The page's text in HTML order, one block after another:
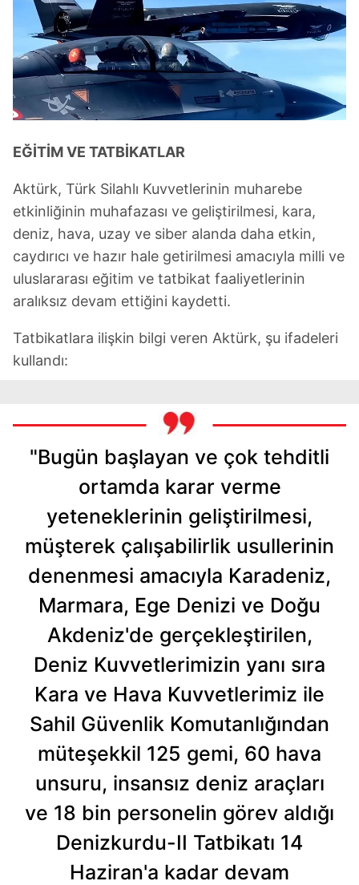
verileriniz işlenmekte olup gerekli olan çerezler bilgi
toplumu hizmetlerinin sunulması amacıyla
kullanılmaktadır. Diğer çerezler, sitemizin daha işlevsel
kılınması ve kişiselleştirilmesi ve sizlere yönelik
reklam/pazarlama faaliyetlerinin yapılması, amaçlarıyla
sınırlı olarak açık rızanız dahilinde kullanılacaktır.
Çerezlere ilişkin tercihlerinizi aşağıda yer alan panel
için Ayarlar butonuna tıklayabilir,Çerez Bilgilendirme
Metnimiziziyaret edebilirsiniz.
6698 sayılı Kişisel Verilerin Korunması Kanunu uyarınca
hazırlanmış Aydınlatma Metnimizi okumak ve sitemizde
ilgili mevzuata uygun olarak kullanılan çerezlerle ilgili bilgi
almak için lütfen tıklayınız.
EĞİTİM VE TATBİKATLAR
Aktürk, Türk Silahlı Kuvvetlerinin muharebe
etkinliğinin muhafazası ve geliştirilmesi, kara,
deniz, hava, uzay ve siber alanda daha etkin,
caydırıcı ve hazır hale getirilmesi amacıyla milli ve
uluslararası eğitim ve tatbikat faaliyetlerinin
aralıksız devam ettiğini kaydetti.
Tatbikatlara ilişkin bilgi veren Aktürk, şu ifadeleri
kullandı:
"Bugün başlayan ve çok tehditli
ortamda karar verme
yeteneklerinin geliştirilmesi,
müşterek çalışabilirlik usullerinin
denenmesi amacıyla Karadeniz,
Marmara, Ege Denizi ve Doğu
Akdeniz'de gerçekleştirilen,
Deniz Kuvvetlerimizin yanı sıra
Kara ve Hava Kuvvetlerimiz ile
Sahil Güvenlik Komutanlığından
müteşekkil 125 gemi, 60 hava
unsuru, insansız deniz araçları
ve 18 bin personelin görev aldığı
Denizkurdu-II Tatbikatı 14
Haziran'a kadar devam